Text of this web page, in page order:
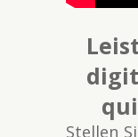
Stellen